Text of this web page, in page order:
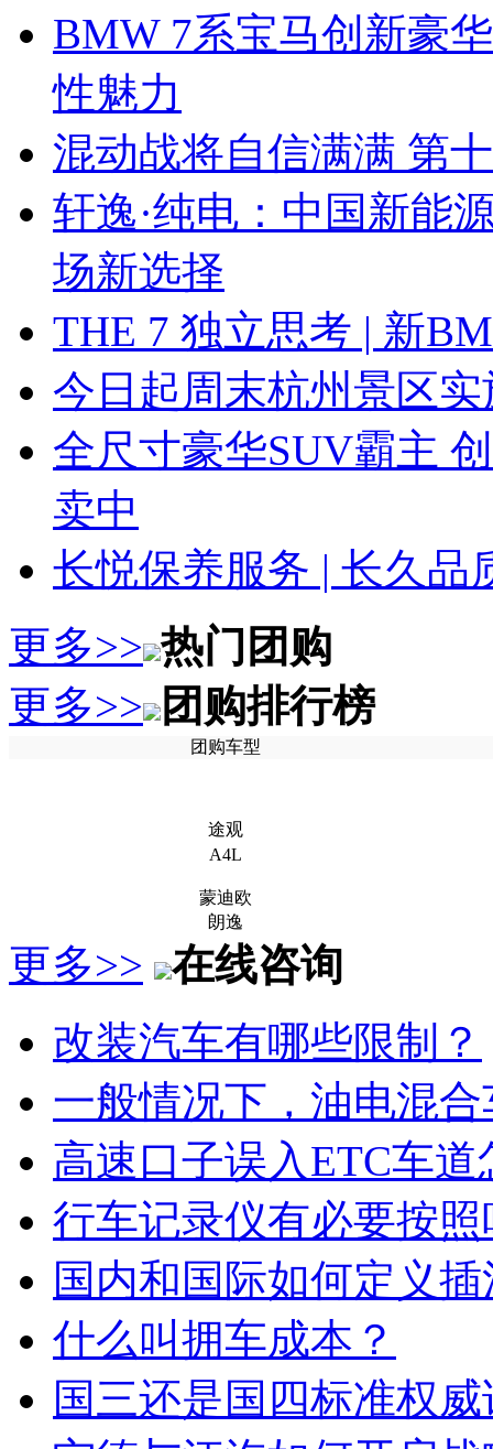
BMW 7系宝马创新豪
性魅力
混动战将自信满满 第
轩逸·纯电：中国新能
场新选择
THE 7 独立思考 | 新
今日起周末杭州景区
全尺寸豪华SUV霸主
卖中
长悦保养服务 | 长久品
更多>> 热门团购
更多>> 团购排行榜
团购车型
途观
A4L
蒙迪欧
朗逸
更多>>
在线咨询
改装汽车有哪些限制？
一般情况下，油电混
高速口子误入ETC车道
行车记录仪有必要按照
国内和国际如何定义
什么叫拥车成本？
国三还是国四标准权